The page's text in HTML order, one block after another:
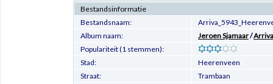
Bestandsinformatie
Bestandsnaam:
Album naam:
Jeroen Sjamaar/
Populariteit (1 stemmen):
Stad:
Heerenveen
Straat:
Trambaan